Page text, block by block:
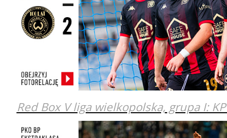
Red Box V liga wielkopolska, grupa I: KP